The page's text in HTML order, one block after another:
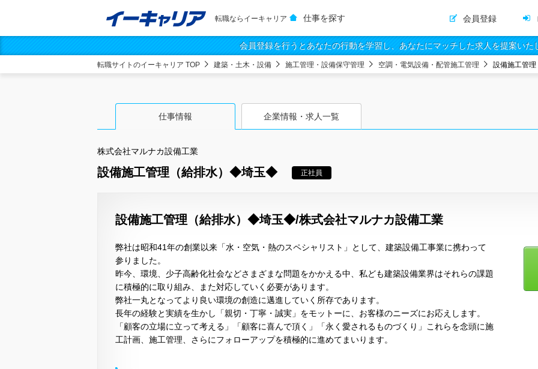
転職ならイーキャリア 仕事を探す 会員登録
会員登録を行うとあなたの行動を学習し、あなたにマッチした求人を提案いた
転職サイトのイーキャリア TOP 建築・土木・設備 施工管理・設備保守管理 空調・電気設備・配管施工管理 設備施工管
仕事情報 企業情報・求人一覧
株式会社マルナカ設備工業
設備施工管理（給排水）◆埼玉◆ 正社員
設備施工管理（給排水）◆埼玉◆/株式会社マルナカ設備工業
弊社は昭和41年の創業以来「水・空気・熱のスペシャリスト」として、建築設備工事業に携わって
参りました。
昨今、環境、少子高齢化社会などさまざまな問題をかかえる中、私ども建築設備業界はそれらの課題
に積極的に取り組み、また対応していく必要があります。
弊社一丸となってより良い環境の創造に邁進していく所存であります。
長年の経験と実績を生かし「親切・丁寧・誠実」をモットーに、お客様のニーズにお応えします。
「顧客の立場に立って考える」「顧客に喜んで頂く」「永く愛されるものづくり」これらを念頭に施
工計画、施工管理、さらにフォローアップを積極的に進めてまいります。